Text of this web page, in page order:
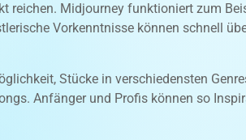
reichen. Midjourney funktioniert zum
Vorkenntnisse können schnell
Stücke in verschiedensten
Anfänger und Profis können so